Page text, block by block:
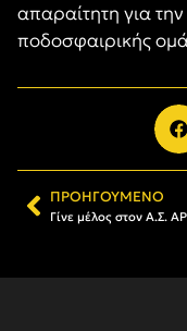
απαραίτητη για
ποδοσφαιρικής
ΠΡΟΗΓΟΎΜΕΝΟ